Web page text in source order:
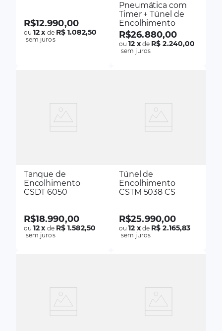
R$12.990,00
ou12x de R$ 1.082,50
sem juros
Pneumática com
Timer + Túnel de
Encolhimento
R$26.880,00
ou12 xde R$ 2.240,00
sem juros
Tanque de
Encolhimento
CSDT 6050
R$18.990,00
ou12x de R$ 1.582,50
sem juros
Túnel de
Encolhimento
CSTM 5038 CS
R$25.990,00
ou12 xde R$ 2.165,83
sem juros